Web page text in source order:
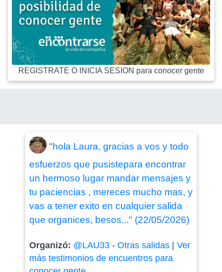
REGISTRATE O INICIA SESION para conocer gente
"hola Laura, gracias a vos y todo
esfuerzos que pusistepara encontrar
un hermoso lugar mandar mensajes y
tu paciencias , mereces mucho mas, y
vas a tener exito en cualquier salida
que organices, besos..." (22/05/2026)
Organizó: @LAU33- Otras salidas| Ver
más testimonios de encuentros para